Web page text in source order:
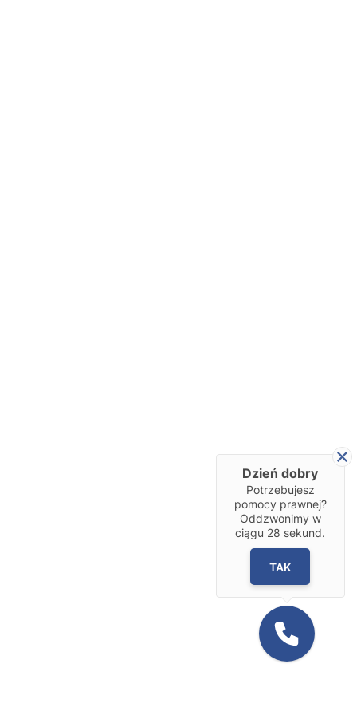
Dzień dobry
Potrzebujesz
pomocy prawnej?
Oddzwonimy w
ciągu 28 sekund.
TAK